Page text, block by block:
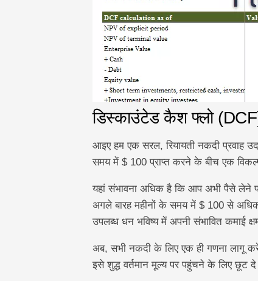
डिस्काउंटेड कैश फ्लो
आइए हम एक सरल, रियायती नकदी प्रवाह
समय में $ 100 प्राप्त करने के बीच एक
यहां संभावना अधिक है कि आप अभी पैसे
अगले बारह महीनों के समय में $ 100 से
उपलब्ध धन भविष्य में अपनी संभावित कमाई
अब, सभी नकदी के लिए एक ही गणना लागू
इसे शुद्ध वर्तमान मूल्य पर पहुंचने के लिए